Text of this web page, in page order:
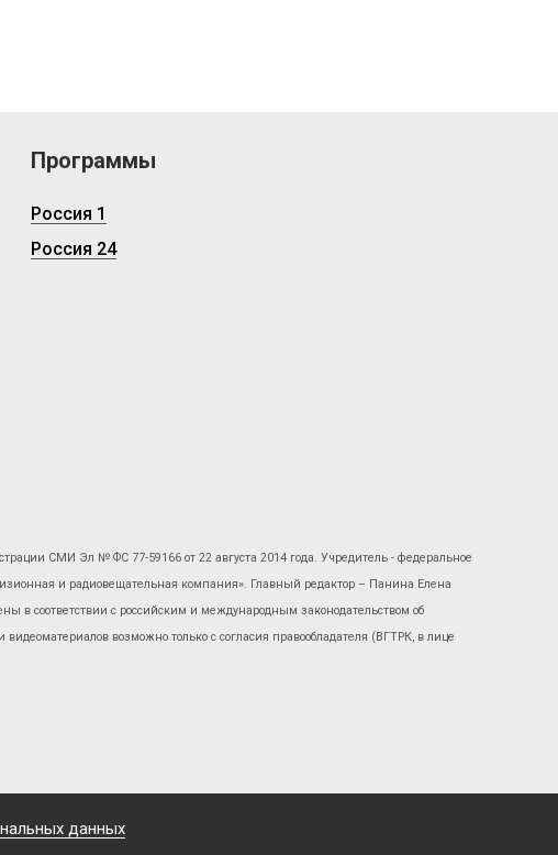
Программы
Россия 1
Россия 24
СМИ Эл № ФС 77-59166 от 22 августа 2014 года. Учредитель - федеральное
и радиовещательная компания». Главный редактор – Панина Елена
в соответствии с российским и международным законодательством об
возможно только с согласия правообладателя (ВГТРК, в лице
данных